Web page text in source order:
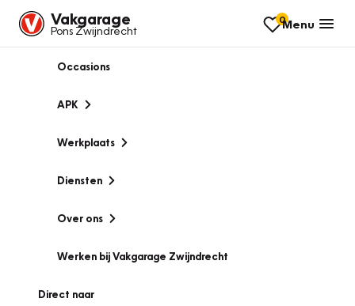
Vakgarage
Pons Zwijndrecht
0Menu
Occasions
APK
Werkplaats
Diensten
Over ons
Werken bij Vakgarage Zwijndrecht
Direct naar